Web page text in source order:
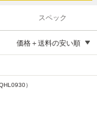
スペック
価格＋送料の安い順
）